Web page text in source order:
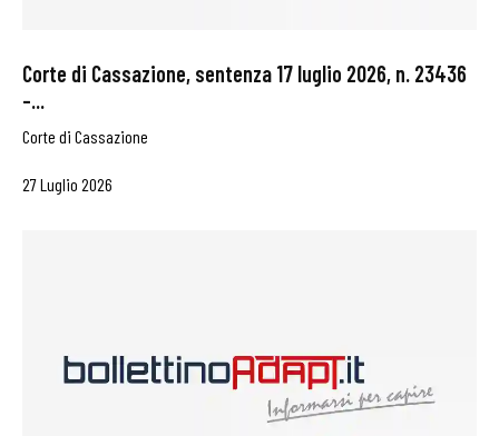
Corte di Cassazione, sentenza 17 luglio 2026, n. 23436
–...
Corte di Cassazione
27 Luglio 2026